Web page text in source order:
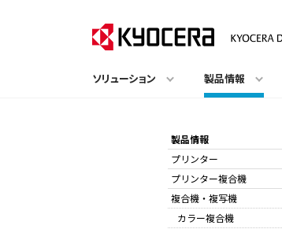
ソリューション 製品情報
製品情報
プリンター
プリンター複合機
複合機・複写機
カラー複合機